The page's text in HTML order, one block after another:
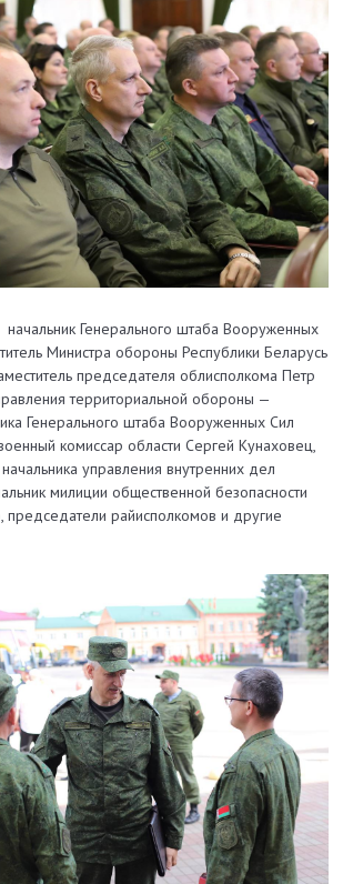
Генерального штаба Вооруженных
Министра обороны Республики Беларусь
председателя облисполкома Петр
территориальной обороны —
Генерального штаба Вооруженных Сил
комиссар области Сергей Кунаховец,
управления внутренних дел
милиции общественной безопасности
райисполкомов и другие